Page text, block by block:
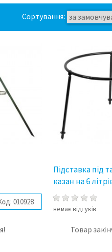
Сортування:
010928
Підставка під
казан на 6
немає відгуків
Товар